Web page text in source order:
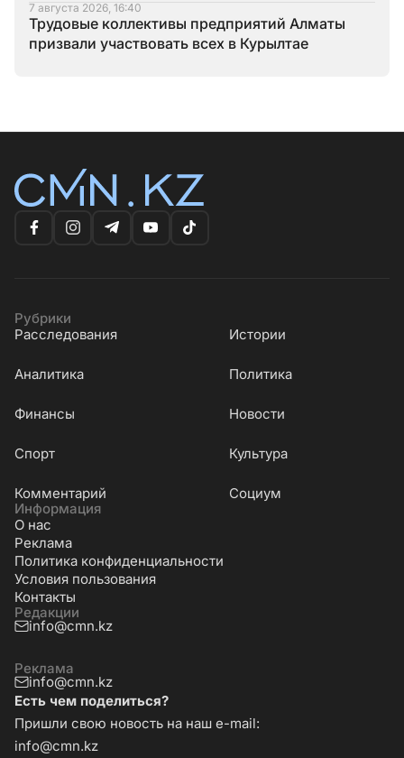
7 августа 2026, 16:40
Трудовые коллективы предприятий Алматы
призвали участвовать всех в Курылтае
Рубрики
Расследования
Истории
Аналитика Политика
Финансы Новости
Cпорт Культура
Комментарий
Социум
Информация
О нас
Реклама
Политика конфиденциальности
Условия пользования
Контакты
Редакции
info@cmn.kz
Реклама
info@cmn.kz
Есть чем поделиться?
Пришли свою новость на наш e-mail:
info@cmn.kz